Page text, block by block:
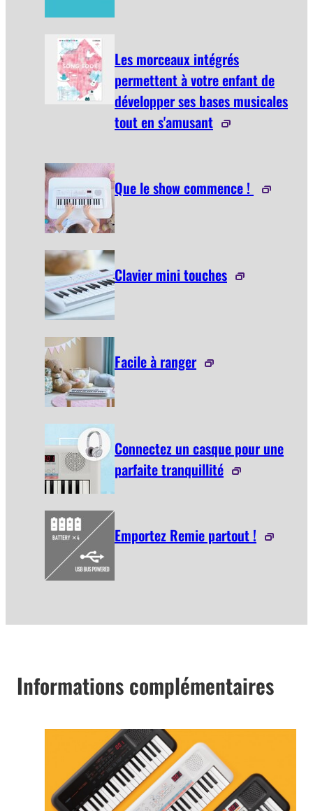
Les morceaux intégrés
permettent à votre enfant de
développer ses bases musicales
tout en s'amusant
Que le show commence !
Clavier mini touches
Facile à ranger
Connectez un casque pour une
parfaite tranquillité
Emportez Remie partout !
Informations complémentaires